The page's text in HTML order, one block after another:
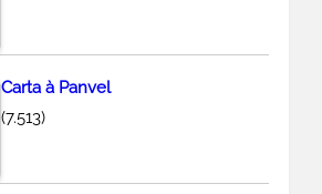
Carta à Panvel
(7.513)